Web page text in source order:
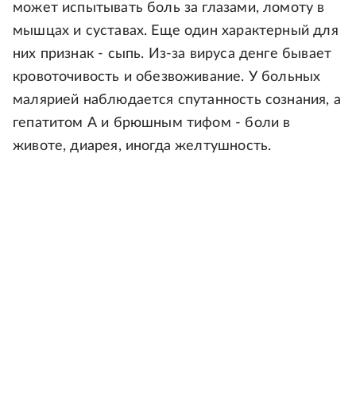
может испытывать боль за глазами, ломоту в
мышцах и суставах. Еще один характерный для
них признак - сыпь. Из-за вируса денге бывает
кровоточивость и обезвоживание. У больных
малярией наблюдается спутанность сознания, а
гепатитом А и брюшным тифом - боли в
животе, диарея, иногда желтушность.